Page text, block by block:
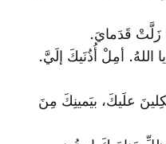
زَلَّتْ قَدَمايَ.
اللهُ. أمِلْ أُذُنَيكَ إلَيَّ.
علَيكَ، بيَمينِكَ مِنَ